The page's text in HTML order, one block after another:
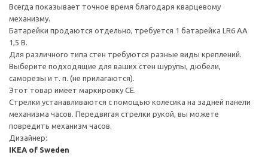
Всегда показывает точное время благодаря кварцевому
механизму.
Батарейки продаются отдельно, требуется 1 батарейка LR6 AA
1,5 В.
Для различного типа стен требуются разные виды креплений.
Выберите подходящие для ваших стен шурупы, дюбели,
саморезы и т. п. (не прилагаются).
Этот товар имеет маркировку CE.
Стрелки устанавливаются с помощью колесика на задней панели
механизма часов. Передвигая стрелки рукой, вы можете
повредить механизм часов.
Дизайнер:
IKEA of Sweden